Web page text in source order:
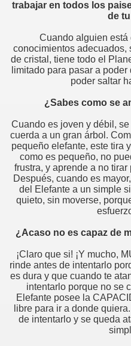
trabajar en todos los
de
Cuando alguien está
conocimientos adecuados,
de cristal, tiene todo el
limitado para pasar a
poder saltar
¿Sabes como se
Cuando es joven y débil,
cuerda a un gran árbol.
pequeño elefante, este tira
como es pequeño, no
frustra, y aprende a no
Después, cuando es
del Elefante a un simple
quieto, sin moverse,
¿Acaso no es capaz de
¡Claro que si! ¡Y mucho,
rinde antes de intentarlo
es dura y que cuando te
intentarlo porque no se
Elefante posee la
libre para ir a donde
de intentarlo y se queda
elegancia